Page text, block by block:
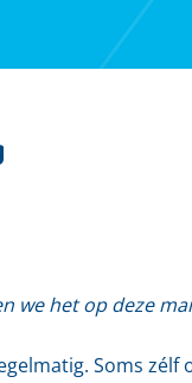
we het op deze
Soms zélf